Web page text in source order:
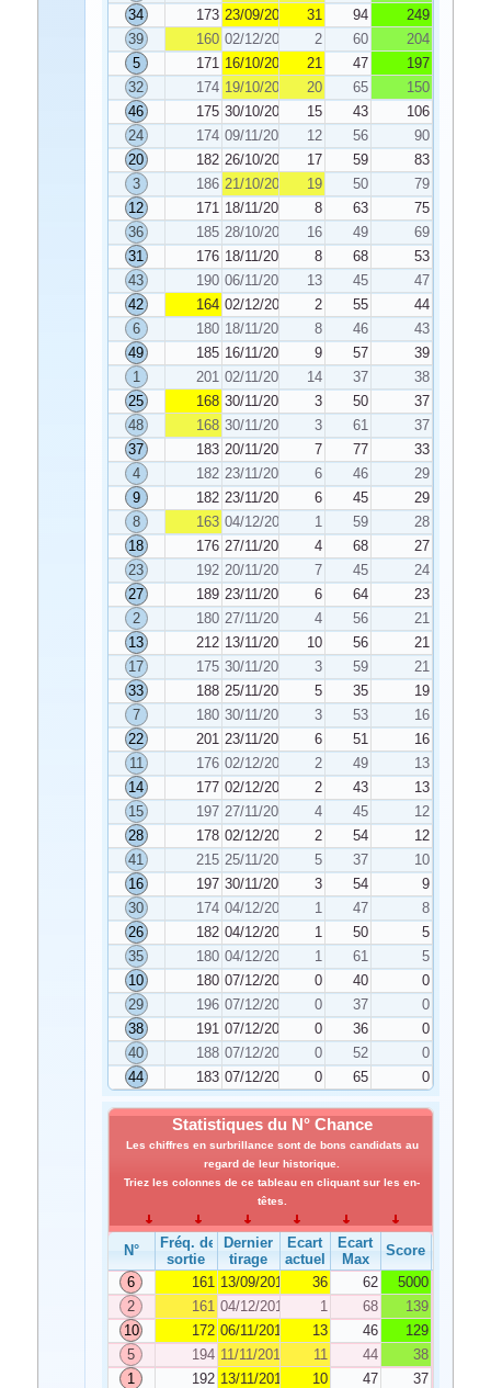
34
173 23/09/2019 31 94
249
39
160 02/12/2019 2 60
204
5
171 16/10/2019 21 47
197
32
174 19/10/2019 20 65
150
46
175 30/10/2019 15 43
106
24
174 09/11/2019 12 56
90
20
182 26/10/2019 17 59
83
3
186 21/10/2019 19 50
79
12
171 18/11/2019 8 63
75
36
185 28/10/2019 16 49
69
31
176 18/11/2019 8 68
53
43
190 06/11/2019 13 45
47
42
164 02/12/2019 2 55
44
6
180 18/11/2019 8 46
43
49
185 16/11/2019 9 57
39
1
201 02/11/2019 14 37
38
25
168 30/11/2019 3 50
37
48
168 30/11/2019 3 61
37
37
183 20/11/2019 7 77
33
4
182 23/11/2019 6 46
29
9
182 23/11/2019 6 45
29
8
163 04/12/2019 1 59
28
18
176 27/11/2019 4 68
27
23
192 20/11/2019 7 45
24
27
189 23/11/2019 6 64
23
2
180 27/11/2019 4 56
21
13
212 13/11/2019 10 56
21
17
175 30/11/2019 3 59
21
33
188 25/11/2019 5 35
19
7
180 30/11/2019 3 53
16
22
201 23/11/2019 6 51
16
11
176 02/12/2019 2 49
13
14
177 02/12/2019 2 43
13
15
197 27/11/2019 4 45
12
28
178 02/12/2019 2 54
12
41
215 25/11/2019 5 37
10
16
197 30/11/2019 3 54
9
30
174 04/12/2019 1 47
8
26
182 04/12/2019 1 50
5
35
180 04/12/2019 1 61
5
10
180 07/12/2019 0 40
0
29
196 07/12/2019 0 37
0
38
191 07/12/2019 0 36
0
40
188 07/12/2019 0 52
0
44
183 07/12/2019 0 65 0
Statistiques du N° Chance
Les chiffres en surbrillance sont de bons candidats au
regard de leur historique.
Triez les colonnes de ce tableau en cliquant sur les en-
têtes.
N°
Fréq. de
sortie
Dernier
tirage
Ecart
actuel
Ecart
Max
Score
6
161 13/09/2019 36 62
5000
2
161 04/12/2019 1 68
139
10
172 06/11/2019 13 46
129
5
194 11/11/2019 11 44
38
1
192 13/11/2019 10 47
37